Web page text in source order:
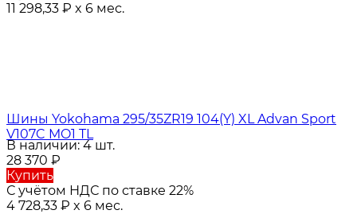
11 298,33 ₽ x 6 мес.
Шины Yokohama 295/35ZR19 104(Y) XL Advan Sport
V107C MO1 TL
В наличии: 4 шт.
28 370 ₽
Купить
С учётом НДС по ставке 22%
4 728,33 ₽ x 6 мес.